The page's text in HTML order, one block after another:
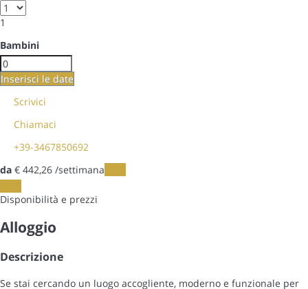
1
Bambini
Inserisci le date
Scrivici
Chiamaci
+39-3467850692
da € 442,26 /settimana
Disponibilità e prezzi
Alloggio
Descrizione
Se stai cercando un luogo accogliente, moderno e funzionale per